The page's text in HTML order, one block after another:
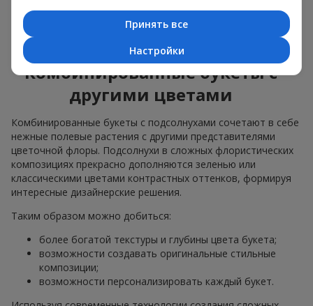
композиции. Это универсальные летние композиции,
которые подходят как для торжественных событий, так и
просто как приятный подарок на каждый день.
Комбинированные букеты с
другими цветами
Комбинированные букеты с подсолнухами сочетают в себе
нежные полевые растения с другими представителями
цветочной флоры. Подсолнухи в сложных флористических
композициях прекрасно дополняются зеленью или
классическими цветами контрастных оттенков, формируя
интересные дизайнерские решения.
Таким образом можно добиться:
более богатой текстуры и глубины цвета букета;
возможности создавать оригинальные стильные
композиции;
возможности персонализировать каждый букет.
Принять все
Настройки